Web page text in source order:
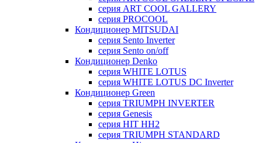
серия ART COOL GALLERY
серия PROCOOL
Кондиционер MITSUDAI
серия Sento Inverter
серия Sento on/off
Кондиционер Denko
серия WHITE LOTUS
серия WHITE LOTUS DC Inverter
Кондиционер Green
серия TRIUMPH INVERTER
серия Genesis
серия HIT HH2
серия TRIUMPH STANDARD